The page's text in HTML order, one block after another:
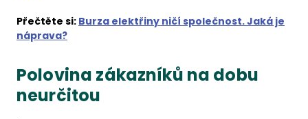
Přečtěte si: Burza elektřiny ničí společnost. Jaká je
náprava?
Polovina zákazníků na dobu
neurčitou